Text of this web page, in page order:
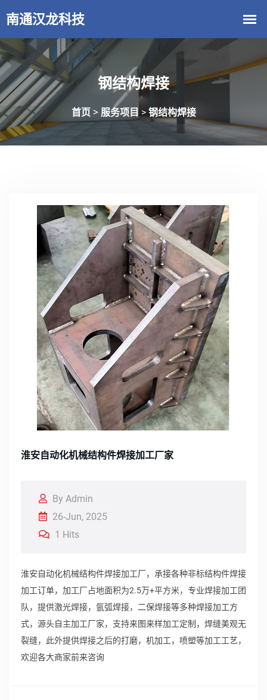
钢结构焊接
首页 > 服务项目 > 钢结构焊接
淮安自动化机械结构件焊接加工厂家
By Admin
26-Jun, 2025
1 Hits
淮安自动化机械结构件焊接加工厂，承接各种非标结构件焊接
加工订单，加工厂占地面积为2.5万+平方米，专业焊接加工团
队，提供激光焊接，氩弧焊接，二保焊接等多种焊接加工方
式，源头自主加工厂家，支持来图来样加工定制，焊缝美观无
裂缝，此外提供焊接之后的打磨，机加工，喷塑等加工工艺，
欢迎各大商家前来咨询